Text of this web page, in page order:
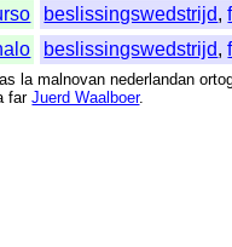
beslissingswedstrijd,
beslissingswedstrijd,
la malnovan nederlandan
far Juerd Waalboer.